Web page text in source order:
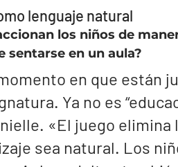
lenguaje natural
los niños de
sentarse en un aula?
en que están
Ya no es
«El juego elimina
sea natural. Los